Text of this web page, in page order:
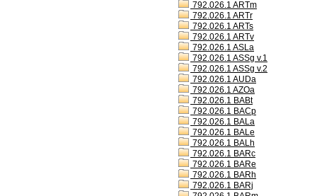
792.026.1 ARTm
792.026.1 ARTr
792.026.1 ARTs
792.026.1 ARTv
792.026.1 ASLa
792.026.1 ASSg v.1
792.026.1 ASSg v.2
792.026.1 AUDa
792.026.1 AZOa
792.026.1 BABt
792.026.1 BACp
792.026.1 BALa
792.026.1 BALe
792.026.1 BALh
792.026.1 BARc
792.026.1 BARe
792.026.1 BARh
792.026.1 BARj